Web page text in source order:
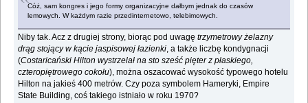
Cóż, sam kongres i jego formy organizacyjne dałbym jednak do czasów
lemowych. W każdym razie przedinternetowo, telebimowych.
Niby tak. Acz z drugiej strony, biorąc pod uwagętrzymetrowy żelazny
drąg stojący w kącie jaspisowej łazienki, a także liczbę kondygnacji
(Costaricański Hilton wystrzelał na sto sześć pięter z płaskiego,
czteropiętrowego cokołu), można oszacować wysokość typowego hotelu
Hilton na jakieś 400 metrów. Czy poza symbolem Hameryki, Empire
State Building, coś takiego istniało w roku 1970?